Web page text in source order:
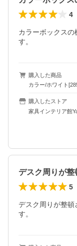
4
カラーボックス
す。
購入した商品
カラー/ホワイト
購入したストア
家具インテリア館
5
デスク周りが整頓
す。